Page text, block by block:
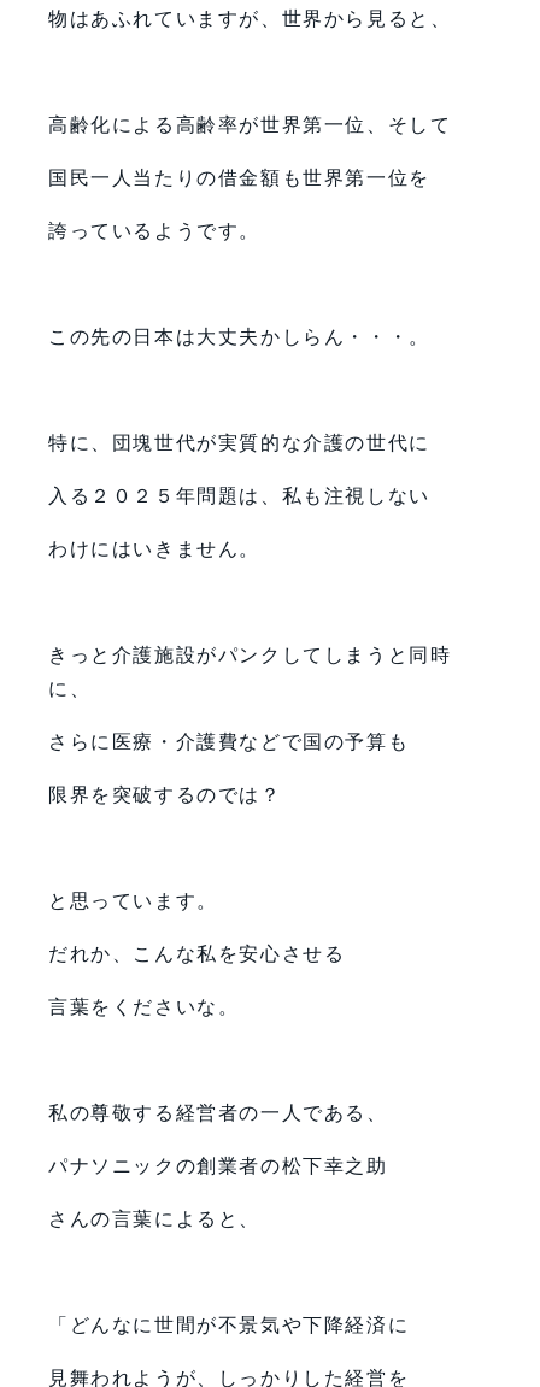
物はあふれていますが、世界から見ると、
高齢化による高齢率が世界第一位、そして
国民一人当たりの借金額も世界第一位を
誇っているようです。
この先の日本は大丈夫かしらん・・・。
特に、団塊世代が実質的な介護の世代に
入る２０２５年問題は、私も注視しない
わけにはいきません。
きっと介護施設がパンクしてしまうと同時
に、
さらに医療・介護費などで国の予算も
限界を突破するのでは？
と思っています。
だれか、こんな私を安心させる
言葉をくださいな。
私の尊敬する経営者の一人である、
パナソニックの創業者の松下幸之助
さんの言葉によると、
「どんなに世間が不景気や下降経済に
見舞われようが、しっかりした経営を